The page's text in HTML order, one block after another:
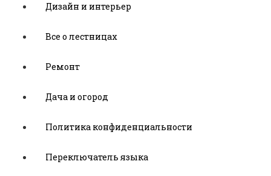
Дизайн и интерьер
Все о лестницах
Ремонт
Дача и огород
Политика конфиденциальности
Переключатель языка